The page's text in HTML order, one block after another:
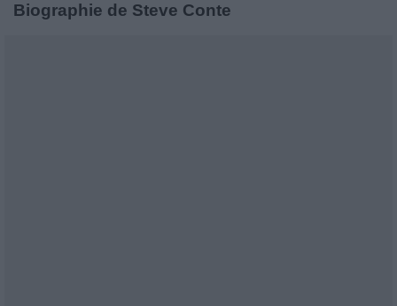
Biographie de Steve Conte